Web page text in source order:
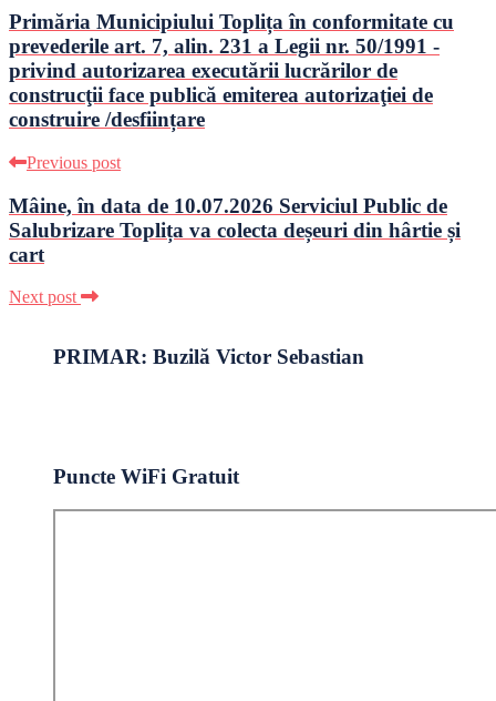
Primăria Municipiului Toplița în conformitate cu
prevederile art. 7, alin. 231 a Legii nr. 50/1991 -
privind autorizarea executării lucrărilor de
construcţii face publică emiterea autorizaţiei de
construire /desființare
Previous post
Mâine, în data de 10.07.2026 Serviciul Public de
Salubrizare Toplița va colecta deșeuri din hârtie și
cart
Next post
PRIMAR: Buzilă Victor Sebastian
Puncte WiFi Gratuit